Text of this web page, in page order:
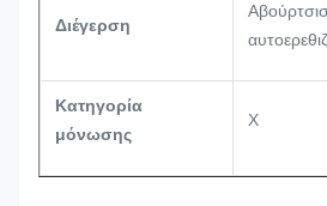
Διέγερση
Κατηγορία
μόνωσης
Χ